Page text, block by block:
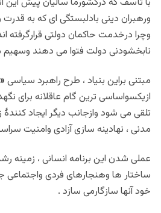
ورهبران دینی بادلبستگی ای که به
وچرا درخدمت حاکمان دولتی قرارگرفته
نابخشودنی دولت فتوا می دهند وسهیم
مبتنی براین بنیاد ، طرح راهبرد سیاسی
ازیکسواساسی ترین گام عاقلانه برای
تلقی می شود وازجانب دیگر ایجاد
مدنی ، نهادینه سازی آزادی وامنیت
عملی شدن این برنامه انسانی ، زمینه
ساختار ها وهنجارهای فردی واجتماعی
خود آنها سازگارمی سازد .